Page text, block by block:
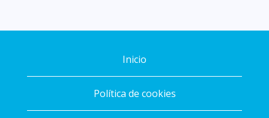
Inicio
Política de cookies